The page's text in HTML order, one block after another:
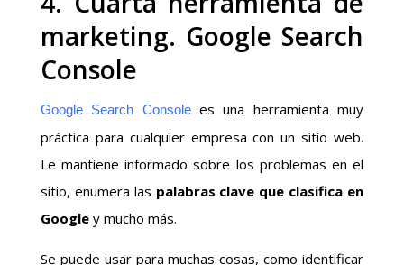
marketing. Google Search
Console
Google Search Consolees una herramienta muy
práctica para cualquier empresa con un sitio web.
Le mantiene informado sobre los problemas en el
sitio, enumera las palabras clave que clasifica en
Googley mucho más.
Se puede usar para muchas cosas, como identificar